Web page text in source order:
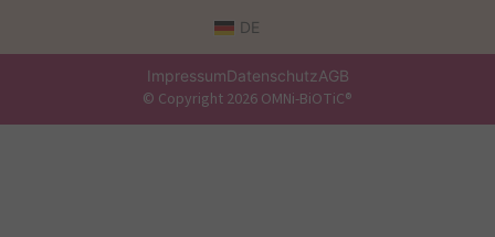
DE
ImpressumDatenschutzAGB
© Copyright 2026 OMNi-BiOTiC®